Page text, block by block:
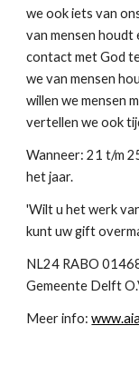
we ook iets van
van mensen houdt
contact met God
we van mensen
willen we mensen
vertellen we ook
Wanneer: 21 t/m
het jaar.
'Wilt u het werk
kunt uw gift
NL24 RABO
Gemeente Delft
Meer info: